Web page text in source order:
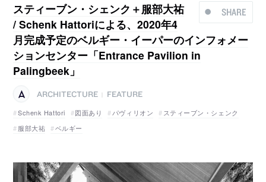
SHARE
スティーブン・シェンク＋服部大祐
/ Schenk Hattoriによる、2020年4
月完成予定のベルギー・イーパーのインフォメー
ションセンター「Entrance Pavilion in
Palingbeek」
ARCHITECTURE
FEATURE
Schenk Hattori
図面あり パヴィリオン
スティーブン・シェンク
服部大祐
ベルギー